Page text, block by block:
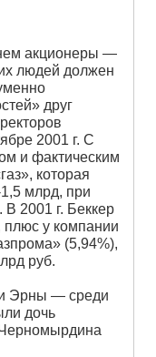
акционеры —
людей должен
друг
2001 г. С
и фактическим
которая
млрд, при
2001 г. Беккер
плюс у компании
(5,94%),
руб.
Эрны — среди
дочь